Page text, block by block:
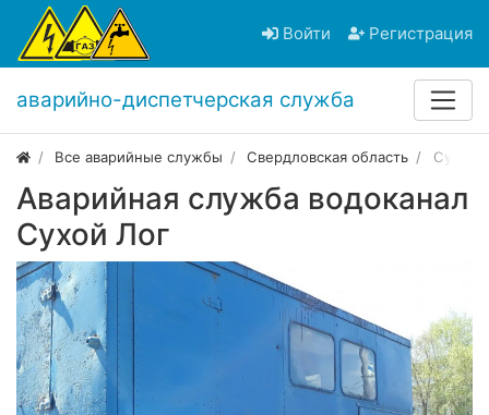
Войти Регистрация
аварийно-диспетчерская служба
Все аварийные службы Свердловская область Сухой
Аварийная служба водоканал
Сухой Лог